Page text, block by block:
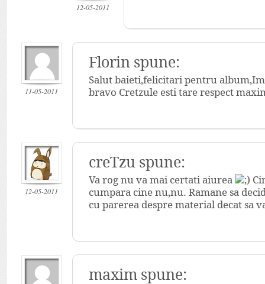
12-05-2011
11-05-2011
Florin spune:
Salut baieti,felicitari pentru
bravo Cretzule esti tare respect
12-05-2011
creTzu spune:
Va rog nu va mai certati aiurea
cumpara cine nu,nu. Ramane sa
cu parerea despre material decat sa
maxim spune: